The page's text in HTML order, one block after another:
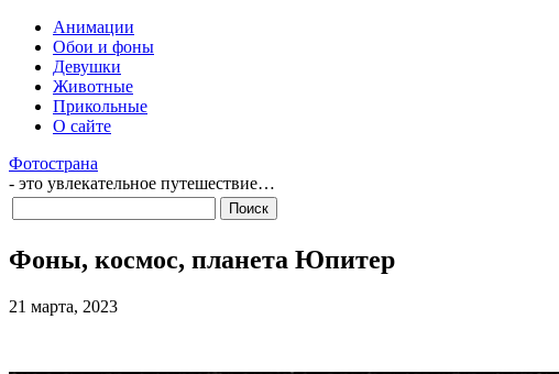
Анимации
Обои и фоны
Девушки
Животные
Прикольные
О сайте
Фотострана
- это увлекательное путешествие…
Фоны, космос, планета Юпитер
21 марта, 2023